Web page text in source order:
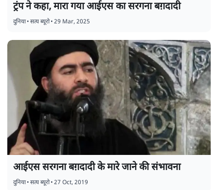
ट्रंप ने कहा, मारा गया आईएस का सरगना बग़दादी
दुनिया•सत्य ब्यूरो•29 Mar, 2025
आईएस सरगना बग़दादी के मारे जाने की संभावना
दुनिया•सत्य ब्यूरो•27 Oct, 2019